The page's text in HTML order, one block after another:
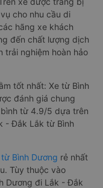
cho nhu cầu di
hãng xe khách
đến chất lượng dịch
trải nghiệm hoàn hảo
tốt nhất: Xe từ Bình
đánh giá chung
từ 4.9/5 dựa trên
- Đắk Lắk từ Bình
Bình Dương rẻ nhất
Tùy thuộc vào
Dương đi Lắk - Đắk